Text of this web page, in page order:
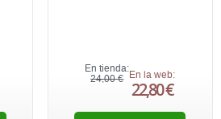
En tienda:
24,00 € En la web:
22,80 €